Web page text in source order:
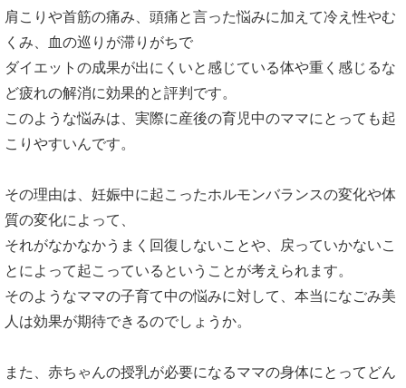
肩こりや首筋の痛み、頭痛と言った悩みに加えて冷え性やむ
くみ、血の巡りが滞りがちで
ダイエットの成果が出にくいと感じている体や重く感じるな
ど疲れの解消に効果的と評判です。
このような悩みは、実際に産後の育児中のママにとっても起
こりやすいんです。
その理由は、妊娠中に起こったホルモンバランスの変化や体
質の変化によって、
それがなかなかうまく回復しないことや、戻っていかないこ
とによって起こっているということが考えられます。
そのようなママの子育て中の悩みに対して、本当になごみ美
人は効果が期待できるのでしょうか。
また、赤ちゃんの授乳が必要になるママの身体にとってどん